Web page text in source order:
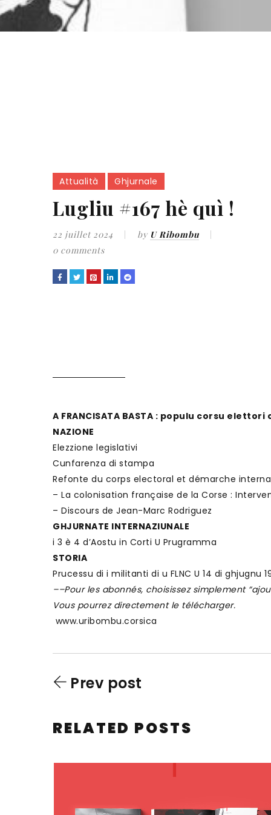
Attualità Ghjurnale
Lugliu #167 hè quì !
22 juillet 2024 by U Ribombu
0 comments
A FRANCISATA BASTA : populu corsu elettori
NAZIONE
Elezzione legislativi
Cunfarenza di stampa
Refonte du corps electoral et démarche
– La colonisation française de la Corse :
– Discours de Jean-Marc Rodriguez
GHJURNATE INTERNAZIUNALE
i 3 è 4 d’Aostu in Corti U Prugramma
STORIA
Prucessu di i militanti di u FLNC U 14 di ghjugnu
––Pour les abonnés, choisissez simplement
Vous pourrez directement le télécharger.
www.uribombu.corsica
Prev post
RELATED POSTS